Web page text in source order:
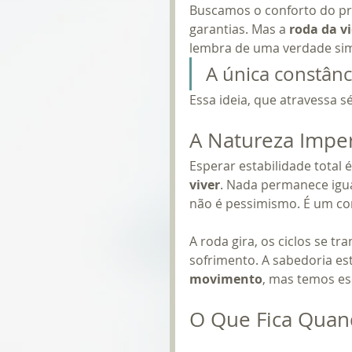
Buscamos o conforto do
garantias. Mas a roda da
lembra de uma verdade
A única
Essa ideia, que atravessa
A Natureza
Esperar estabilidade total
viver. Nada permanece
não é pessimismo. É um
A roda gira, os ciclos se
sofrimento. A sabedoria
movimento, mas temos
O Que Fica